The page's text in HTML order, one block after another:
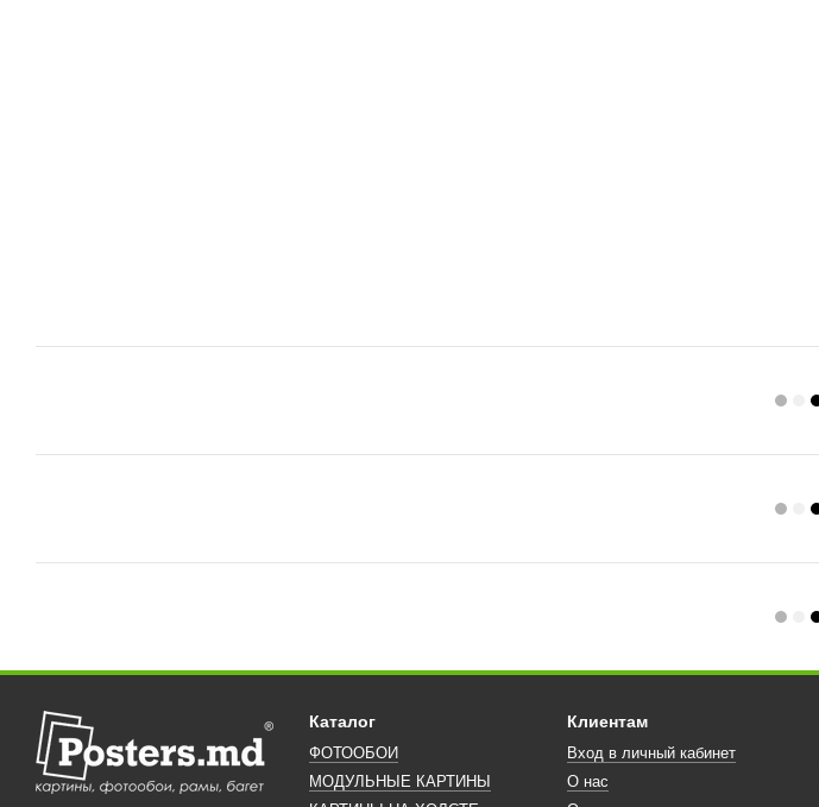
Каталог
ФОТООБОИ
МОДУЛЬНЫЕ КАРТИНЫ
Клиентам
Вход в личный кабинет
О нас